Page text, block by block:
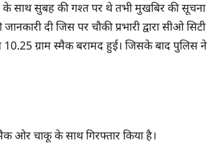
के साथ सुबह की गश्त पर थे तभी मुखबिर की सूचना
दी जिस पर चौकी प्रभारी द्वारा सीओ सिटी
ग्राम स्मैक बरामद हुई। जिसके बाद पुलिस ने
ओर चाकू के साथ गिरफ्तार किया है।